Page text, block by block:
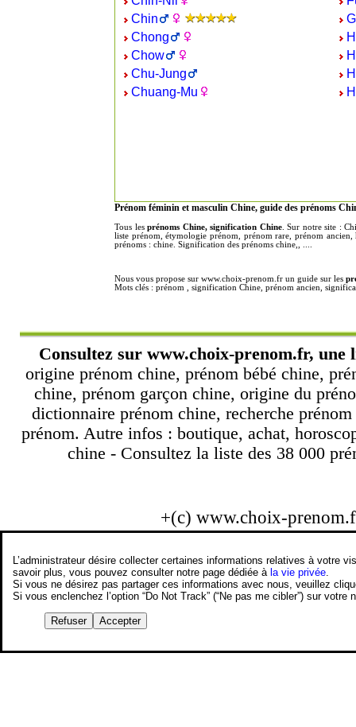
Chin
Chong
Chow
Chu-Jung
Chuang-Mu
Prénom féminin et masculin Chine, guide des prénoms
Tous lesprénoms Chine, signification Chine. Sur notre site :
liste prénom, étymologie prénom, prénom rare, prénom
prénoms : chine. Signification des prénoms chine,, ....
Nous vous propose sur www.choix-prenom.fr un guide sur les
Mots clés : prénom , signification Chine, prénom ancien,
Consultez sur www.choix-prenom.fr, une
origine prénom chine, prénom bébé chine,
chine, prénom garçon chine, origine du
dictionnaire prénom chine, recherche
prénom. Autre infos : boutique, achat,
chine - Consultez la liste des 38 000
+(c) www.choix-
L’administrateur désire collecter certaines informations relatives à votre
savoir plus, vous pouvez consulter notre page dédiée àla vie privée
Si vous ne désirez pas partager ces informations avec nous, veuillez
Si vous enclenchez l’option “Do Not Track” (“Ne pas me cibler”) sur
Refuser Accepter